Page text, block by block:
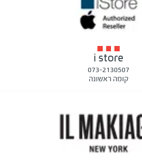
i store
073-2130507
קומה ראשונה